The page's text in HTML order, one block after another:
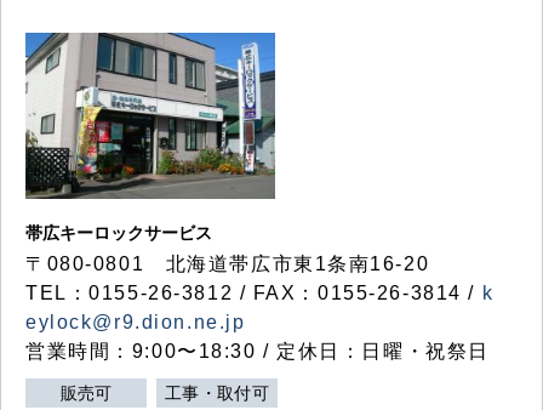
帯広キーロックサービス
〒080-0801 北海道帯広市東1条南16-20
TEL：0155-26-3812 / FAX：0155-26-3814 / k
eylock@r9.dion.ne.jp
営業時間：9:00〜18:30 / 定休日：日曜・祝祭日
販売可 工事・取付可